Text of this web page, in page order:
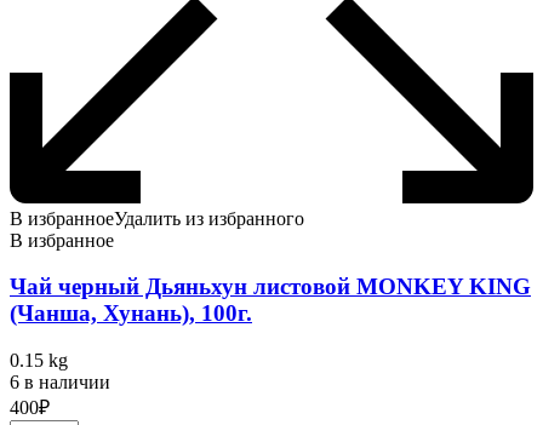
В избранноеУдалить из избранного
В избранное
Чай черный Дьяньхун листовой MONKEY KING
(Чанша, Хунань), 100г.
0.15 kg
6 в наличии
400₽